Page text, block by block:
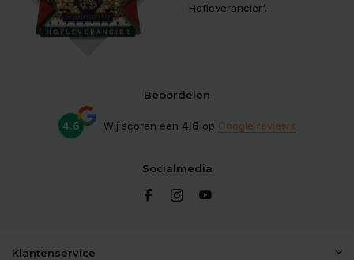
Hofleverancier'.
Beoordelen
4.6 Wij scoren een 4.6 op Google reviews
Socialmedia
Klantenservice